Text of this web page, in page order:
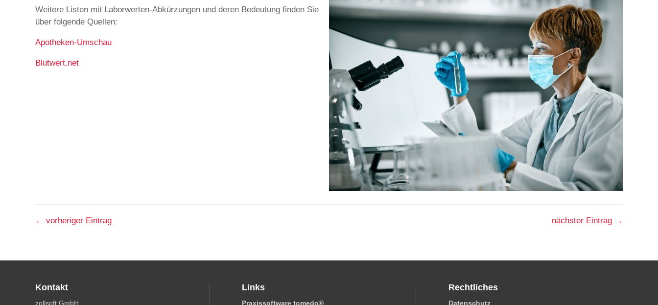
Weitere Listen mit Laborwerten-Abkürzungen und deren Bedeutung finden Sie
über folgende Quellen:
Apotheken-Umschau
Blutwert.net
← vorheriger Eintrag nächster Eintrag →
Kontakt
zollsoft GmbH
Links
Praxissoftware tomedo®
Rechtliches
Datenschutz